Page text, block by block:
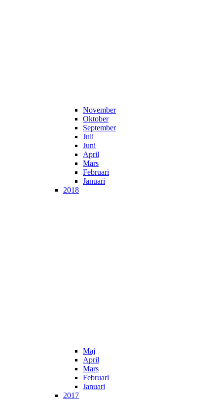
November
Oktober
September
Juli
Juni
April
Mars
Februari
Januari
2018
Maj
April
Mars
Februari
Januari
2017